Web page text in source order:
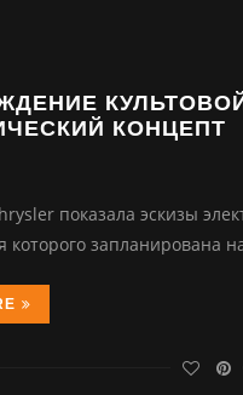
КУЛЬТОВОЙ
КОНЦЕПТ
показала эскизы
которого запланирована